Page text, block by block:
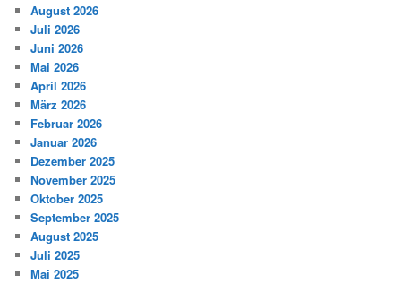
August 2026
Juli 2026
Juni 2026
Mai 2026
April 2026
März 2026
Februar 2026
Januar 2026
Dezember 2025
November 2025
Oktober 2025
September 2025
August 2025
Juli 2025
Mai 2025